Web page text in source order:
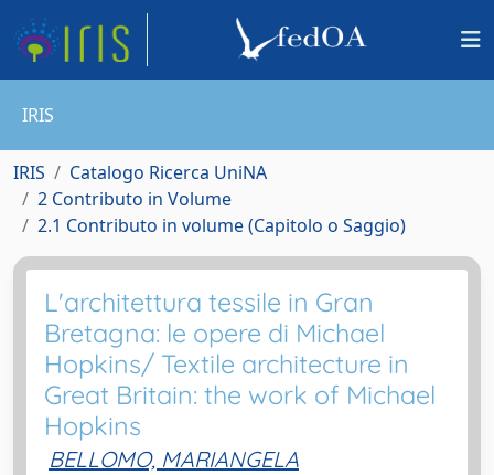
IRIS
IRIS
Catalogo Ricerca UniNA
2 Contributo in Volume
2.1 Contributo in volume (Capitolo o Saggio)
L'architettura tessile in Gran
Bretagna: le opere di Michael
Hopkins/ Textile architecture in
Great Britain: the work of Michael
Hopkins
BELLOMO, MARIANGELA